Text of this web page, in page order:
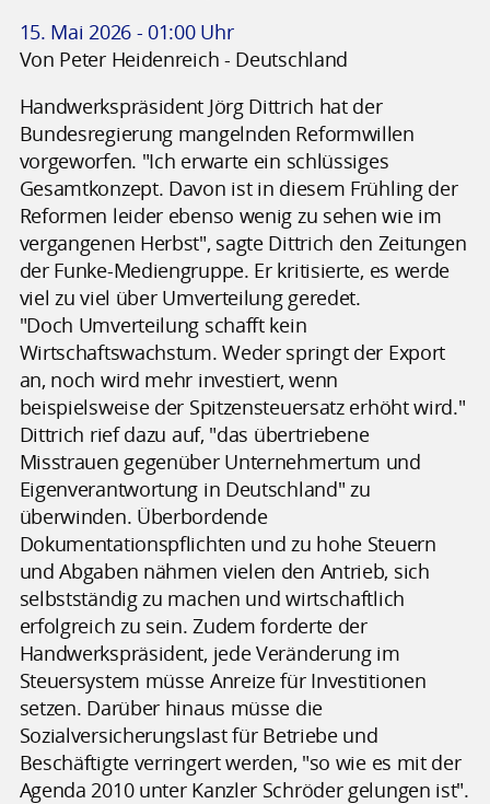
15. Mai 2026 - 01:00 Uhr
Von Peter Heidenreich - Deutschland
Handwerkspräsident Jörg Dittrich hat der
Bundesregierung mangelnden Reformwillen
vorgeworfen. "Ich erwarte ein schlüssiges
Gesamtkonzept. Davon ist in diesem Frühling der
Reformen leider ebenso wenig zu sehen wie im
vergangenen Herbst", sagte Dittrich den Zeitungen
der Funke-Mediengruppe. Er kritisierte, es werde
viel zu viel über Umverteilung geredet.
"Doch Umverteilung schafft kein
Wirtschaftswachstum. Weder springt der Export
an, noch wird mehr investiert, wenn
beispielsweise der Spitzensteuersatz erhöht wird."
Dittrich rief dazu auf, "das übertriebene
Misstrauen gegenüber Unternehmertum und
Eigenverantwortung in Deutschland" zu
überwinden. Überbordende
Dokumentationspflichten und zu hohe Steuern
und Abgaben nähmen vielen den Antrieb, sich
selbstständig zu machen und wirtschaftlich
erfolgreich zu sein. Zudem forderte der
Handwerkspräsident, jede Veränderung im
Steuersystem müsse Anreize für Investitionen
setzen. Darüber hinaus müsse die
Sozialversicherungslast für Betriebe und
Beschäftigte verringert werden, "so wie es mit der
Agenda 2010 unter Kanzler Schröder gelungen ist".